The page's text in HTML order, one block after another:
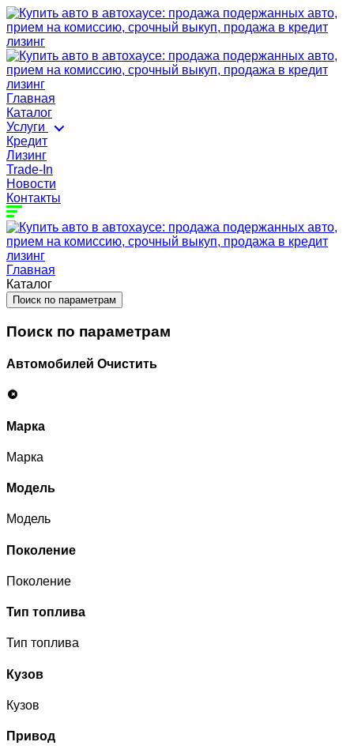
Главная
Каталог
Услуги
Кредит
Лизинг
Trade-In
Новости
Контакты
Главная
Каталог
Поиск по параметрам
Поиск по параметрам
Автомобилей Очистить
Марка
Марка
Модель
Модель
Поколение
Поколение
Тип топлива
Тип топлива
Кузов
Кузов
Привод